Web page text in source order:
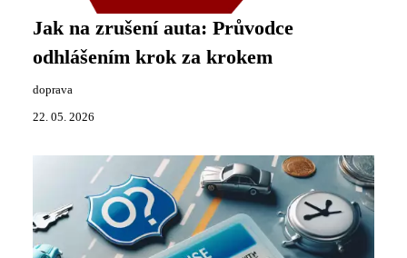
Jak na zrušení auta: Průvodce
odhlášením krok za krokem
doprava
22. 05. 2026